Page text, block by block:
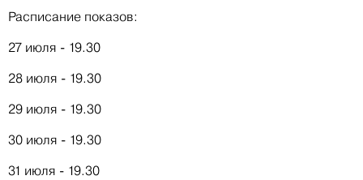
Расписание показов:
27 июля - 19.30
28 июля - 19.30
29 июля - 19.30
30 июля - 19.30
31 июля - 19.30